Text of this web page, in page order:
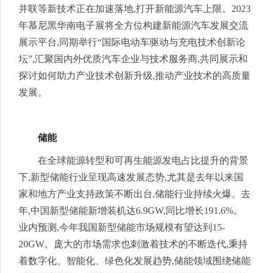
并联等新技术正在加速落地,打开新能源汽车上限。2023
年慕尼黑华南电子展将全方位构建新能源汽车发展交流
展示平台,同期举行“国际电动车驱动与充电技术创新论
坛”,汇聚国内外优质汽车企业与技术服务商,共同展示和
探讨如何助力产业技术创新升级,推动产业技术的高质量
发展。
储能
在全球能源转型和可再生能源发电占比提升的背景
下,新型储能行业呈现高速发展态势,尤其是去年以来国
家和地方产业支持政策不断出台,储能行业持续火爆。去
年,中国新型储能新增装机达6.9GW,同比增长191.6%。
业内预测,今年我国新型储能市场规模有望达到15-
20GW。庞大的市场需求也刺激着技术的不断迭代,秉持
着数字化、智能化、绿色化发展趋势,储能领域围绕储能